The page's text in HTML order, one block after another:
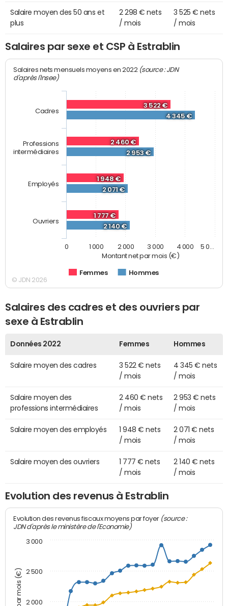
Salaire moyen des 50 ans et
plus
2 298 € nets
/ mois
3 525 € nets
/ mois
Salaires par sexe et CSP à Estrablin
Montant net par mois (€)
Salaires nets mensuels moyens en 2022 (source : JDN
d'après l'Insee)
3 522 €
2 460 €
1 948 €
1 777 €
4 345 €
2 953 €
2 071 €
2 140 €
Femmes Hommes
Cadres
Professions
intermédiaires
Employés
Ouvriers
0 1 000 2 000 3 000 4 000 5 0…
© JDN 2026
Salaires des cadres et des ouvriers par
sexe à Estrablin
Données 2022 Femmes Hommes
Salaire moyen des cadres
3 522 € nets
/ mois
4 345 € nets
/ mois
Salaire moyen des
professions intermédiaires
2 460 € nets
/ mois
2 953 € nets
/ mois
Salaire moyen des employés
1 948 € nets
/ mois
2 071 € nets
/ mois
Salaire moyen des ouvriers
1 777 € nets
/ mois
2 140 € nets
/ mois
Evolution des revenus à Estrablin
Evolution des revenus fiscaux moyens par foyer (source :
JDN d'après le ministère de l'Economie)
2 000
2 500
3 000